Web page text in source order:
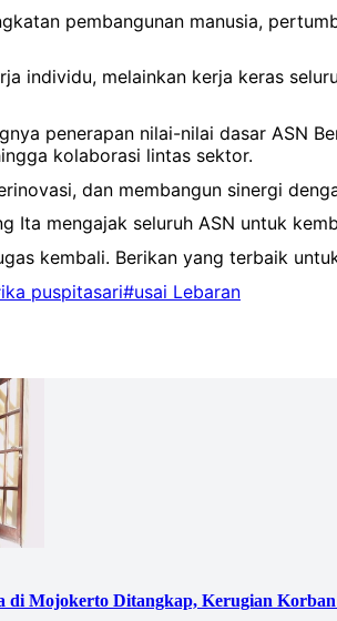
pembangunan manusia,
individu, melainkan kerja keras
penerapan nilai-nilai dasar ASN
kolaborasi lintas sektor.
dan membangun sinergi
Ita mengajak seluruh ASN untuk
kembali. Berikan yang terbaik
puspitasari#usai Lebaran
di Mojokerto Ditangkap, Kerugian